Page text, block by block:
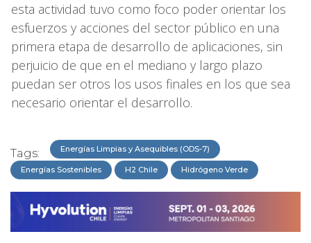
esta actividad tuvo como foco poder orientar los
esfuerzos y acciones del sector público en una
primera etapa de desarrollo de aplicaciones, sin
perjuicio de que en el mediano y largo plazo
puedan ser otros los usos finales en los que sea
necesario orientar el desarrollo.
Tags: Energías Limpias y Asequibles (ODS-7)
Energías Sostenibles H2 Chile Hidrógeno Verde